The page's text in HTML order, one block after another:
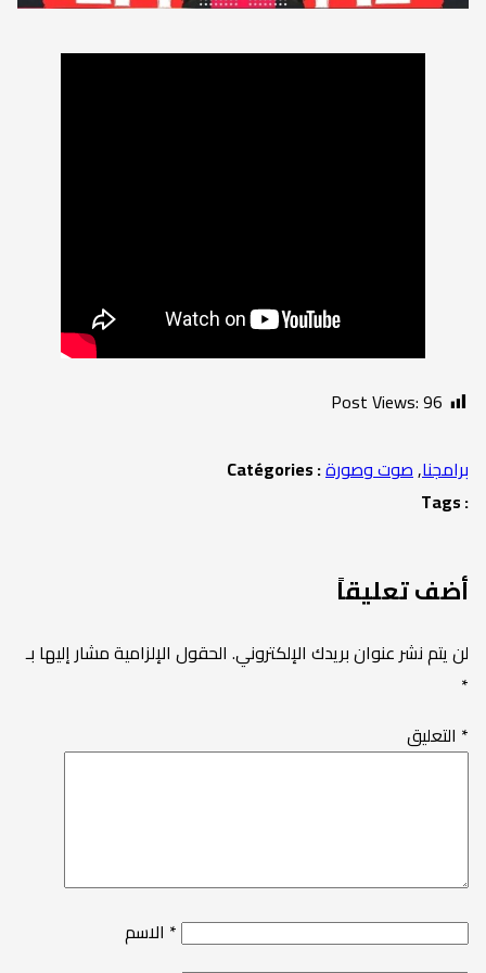
Post Views:96
Catégories : برامجنا,صوت وصورة
Tags :
أضف تعليقاً
لن يتم نشر عنوان بريدك الإلكتروني. الحقول الإلزامية مشار إليها بـ
*
*
*